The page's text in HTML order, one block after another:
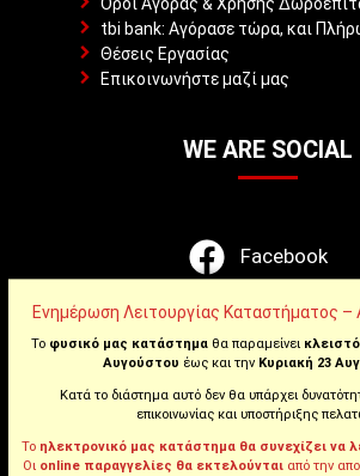
Όροι Αγοράς & Χρήσης
tbi bank: Αγόρασε τώρα, και
Θέσεις Εργασίας
Επικοινωνήστε μαζί μας
WE ARE SOCIAL
Facebook
Instagram
Youtube
Ενημέρωση Λειτουργίας Καταστήματος –
Το φυσικό μας κατάστημα θα παραμείνει κλειστό
Αυγούστου έως και τηνΚυριακή 23
Κατά το διάστημα αυτό δεν θα υπάρχει
επικοινωνίας και υποστήριξης
Το ηλεκτρονικό μας κατάστημα θα συνεχίζει να
Οι online παραγγελίες θα εκτελούνται από την